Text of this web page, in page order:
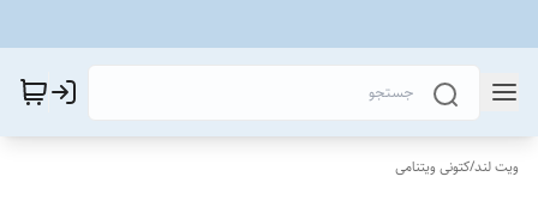
ویت لند/کتونی ویتنامی